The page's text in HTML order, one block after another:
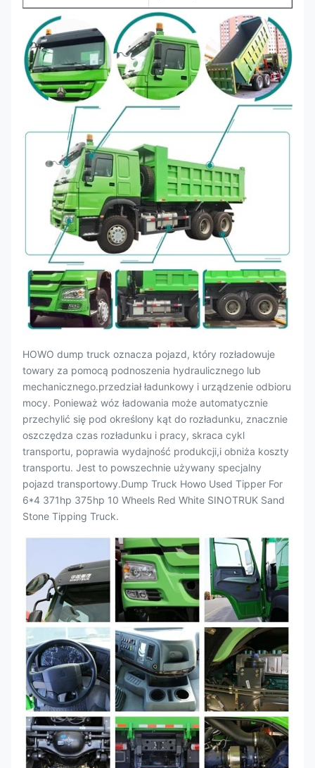
HOWO dump truck oznacza pojazd, który rozładowuje
towary za pomocą podnoszenia hydraulicznego lub
mechanicznego.przedział ładunkowy i urządzenie odbioru
mocy. Ponieważ wóz ładowania może automatycznie
przechylić się pod określony kąt do rozładunku, znacznie
oszczędza czas rozładunku i pracy, skraca cykl
transportu, poprawia wydajność produkcji,i obniża koszty
transportu. Jest to powszechnie używany specjalny
pojazd transportowy.Dump Truck Howo Used Tipper For
6*4 371hp 375hp 10 Wheels Red White SINOTRUK Sand
Stone Tipping Truck.